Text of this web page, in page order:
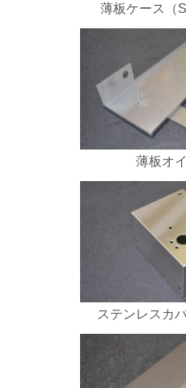
薄板ケース（
薄板オ
ステンレスカ